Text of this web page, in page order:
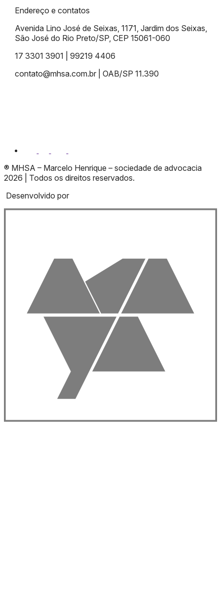
Endereço e contatos
Avenida Lino José de Seixas, 1171, Jardim dos Seixas,
São José do Rio Preto/SP, CEP 15061-060
17 3301 3901 | 99219 4406
contato@mhsa.com.br | OAB/SP 11.390
® MHSA – Marcelo Henrique – sociedade de advocacia
2026 | Todos os direitos reservados.
Desenvolvido por